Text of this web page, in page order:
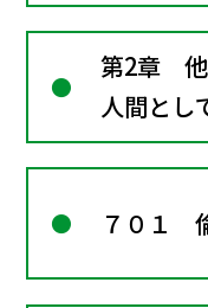
第2章 他
人間とし
７０１